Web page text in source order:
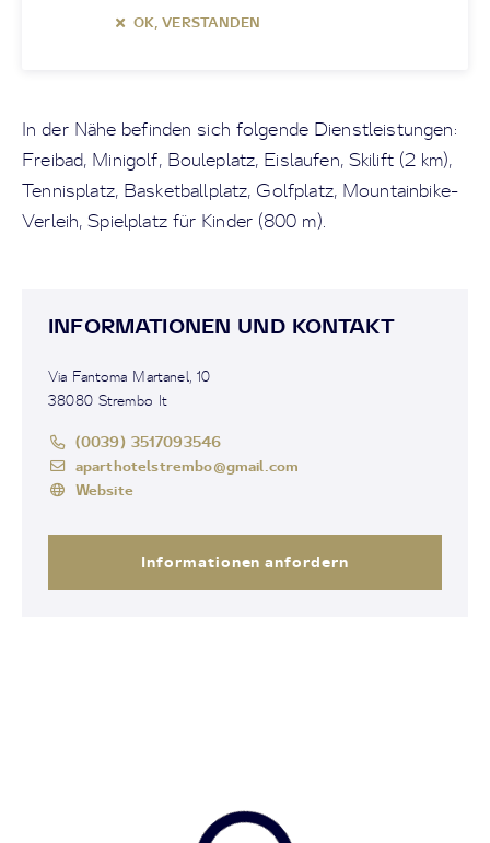
OK, VERSTANDEN
In der Nähe befinden sich folgende Dienstleistungen:
Freibad, Minigolf, Bouleplatz, Eislaufen, Skilift (2 km),
Tennisplatz, Basketballplatz, Golfplatz, Mountainbike-
Verleih, Spielplatz für Kinder (800 m).
INFORMATIONEN UND KONTAKT
Via Fantoma Martanel, 10
38080 Strembo It
(0039) 3517093546
aparthotelstrembo@gmail.com
Website
Informationen anfordern